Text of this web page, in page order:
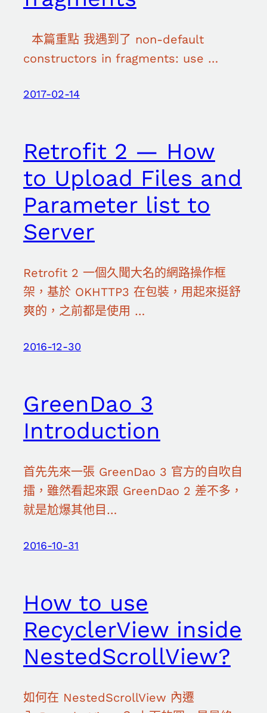
本篇重點 我遇到了 non-default
constructors in fragments: use …
2017-02-14
Retrofit 2 — How
to Upload Files and
Parameter list to
Server
Retrofit 2 一個久聞大名的網路操作框
架，基於 OKHTTP3 在包裝，用起來挺舒
爽的，之前都是使用 …
2016-12-30
GreenDao 3
Introduction
首先先來一張 GreenDao 3 官方的自吹自
擂，雖然看起來跟 GreenDao 2 差不多，
就是尬爆其他目…
2016-10-31
How to use
RecyclerView inside
NestedScrollView?
如何在 NestedScrollView 內遷